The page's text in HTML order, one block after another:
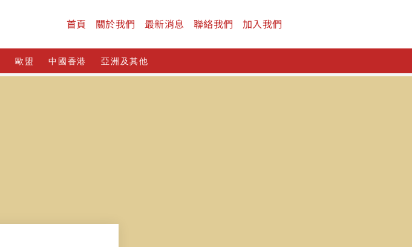
首頁 關於我們 最新消息 聯絡我們 加入我們
歐盟 中國香港 亞洲及其他